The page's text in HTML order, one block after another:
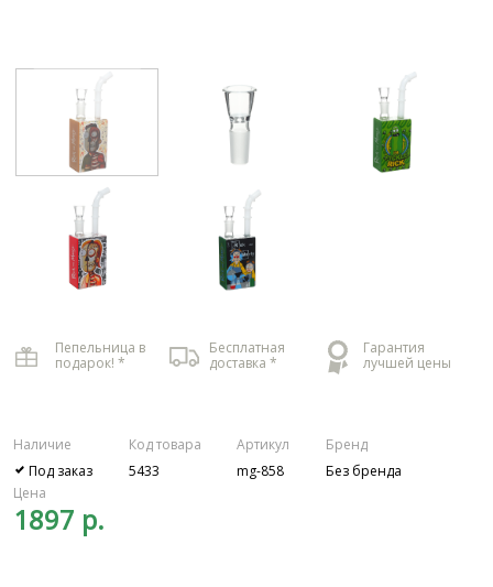
Пепельница в
подарок! *
Бесплатная
доставка *
Гарантия
лучшей цены
Наличие
Под заказ
Код товара
5433
Артикул
mg-858
Бренд
Без бренда
Цена
1897 р.